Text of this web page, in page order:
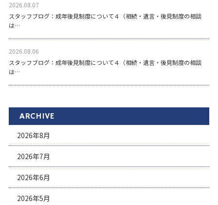
2026.08.07
スタッフブログ：成年後見制度について４（相続・遺言・後見制度の相談
は…
2026.08.06
スタッフブログ：成年後見制度について４（相続・遺言・後見制度の相談
は…
ARCHIVE
2026年8月
2026年7月
2026年6月
2026年5月